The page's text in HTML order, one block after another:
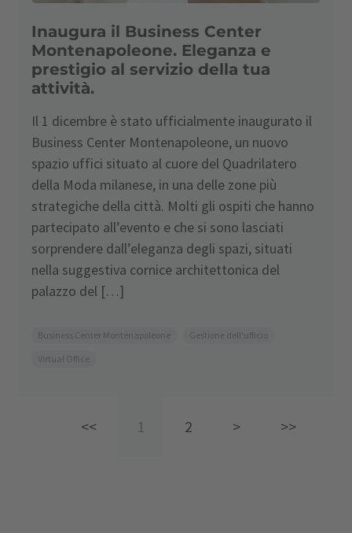
Inaugura il Business Center
Montenapoleone. Eleganza e
prestigio al servizio della tua
attività.
Il 1 dicembre è stato ufficialmente inaugurato il
Business Center Montenapoleone, un nuovo
spazio uffici situato al cuore del Quadrilatero
della Moda milanese, in una delle zone più
strategiche della città. Molti gli ospiti che hanno
partecipato all’evento e che si sono lasciati
sorprendere dall’eleganza degli spazi, situati
nella suggestiva cornice architettonica del
palazzo del […]
Business Center Montenapoleone
Gestione dell'ufficio
Virtual Office
<< 1 2 > >>